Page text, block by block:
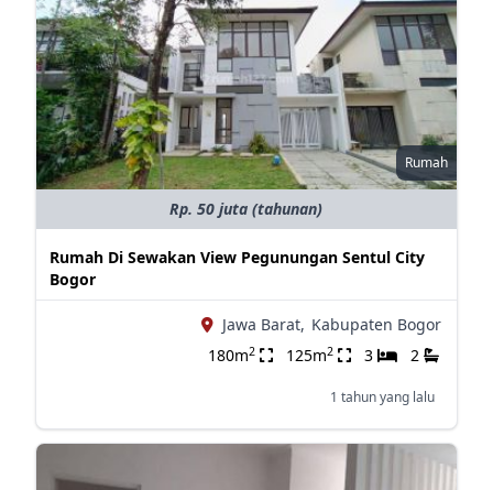
Rumah
Rp. 50 juta (tahunan)
Rumah Di Sewakan View Pegunungan Sentul City
Bogor
Jawa Barat, Kabupaten Bogor
180m2 125m2 3 2
1 tahun yang lalu